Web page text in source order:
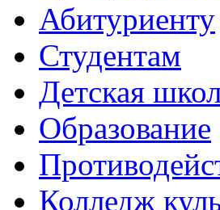
Абитуриенту
Студентам
Детская
Образование
Колледж